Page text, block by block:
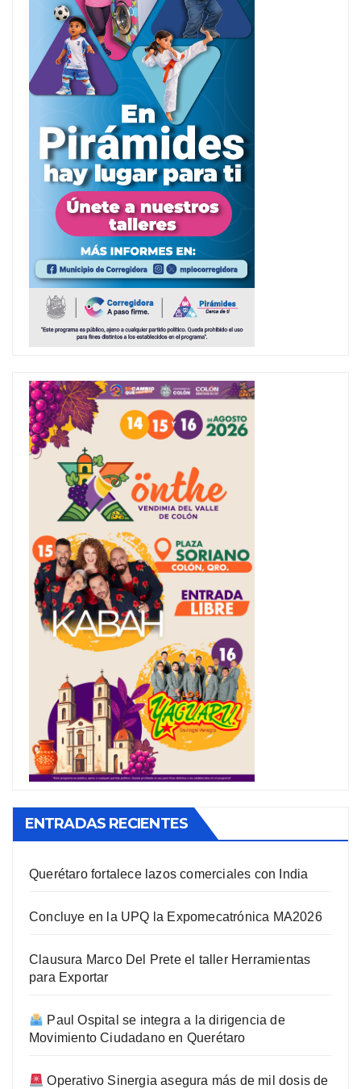
ENTRADAS RECIENTES
Querétaro fortalece lazos comerciales con India
Concluye en la UPQ la Expomecatrónica MA2026
Clausura Marco Del Prete el taller Herramientas
para Exportar
Paul Ospital se integra a la dirigencia de
Movimiento Ciudadano en Querétaro
Operativo Sinergia asegura más de mil dosis de